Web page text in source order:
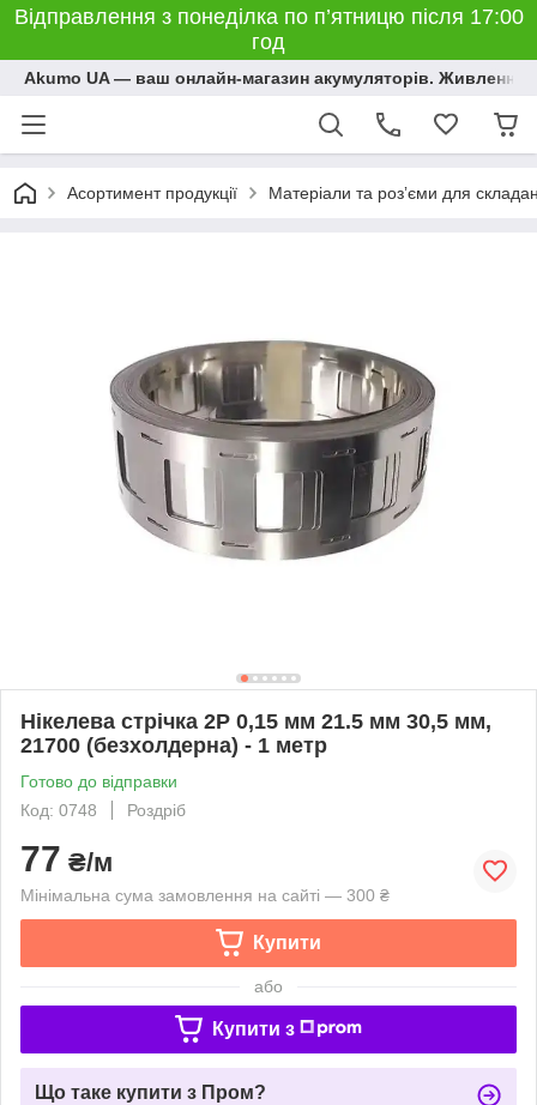
Відправлення з понеділка по п’ятницю після 17:00
год
Akumo UA — ваш онлайн-магазин акумуляторів. Живлення,
Асортимент продукції Матеріали та розʼєми для
Нікелева стрічка 2P 0,15 мм 21.5 мм 30,5 мм,
21700 (безхолдерна) - 1 метр
Готово до відправки
Код: 0748
Роздріб
77 ₴/м
Мінімальна сума замовлення на сайті — 300 ₴
Купити
або
Купити з
Що таке купити з Пром?